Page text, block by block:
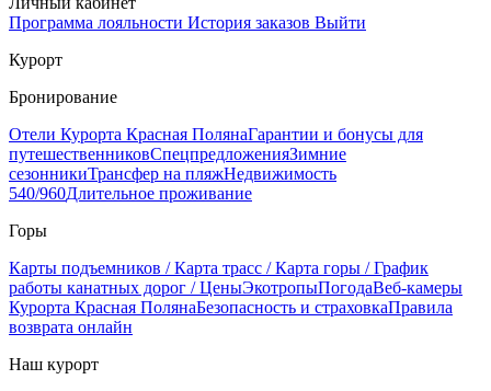
Программа лояльности История заказов Выйти
Курорт
Бронирование
Отели Курорта Красная ПолянаГарантии и бонусы для
путешественниковСпецпредложенияЗимние
сезонникиТрансфер на пляжНедвижимость
540/960Длительное проживание
Горы
Карты подъемников / Карта трасс / Карта горы / График
работы канатных дорог / ЦеныЭкотропыПогодаВеб-камеры
Курорта Красная ПолянаБезопасность и страховкаПравила
возврата онлайн
Наш курорт